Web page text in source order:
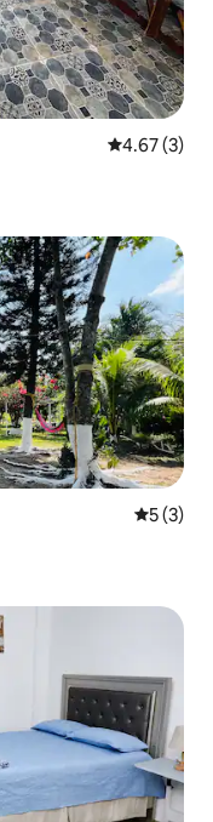
คะแนนเฉลี่ย
4.67 (3)
คะแนนเฉ
5 (3)